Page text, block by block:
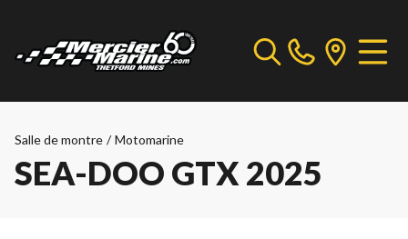
Salle de montre / Motomarine
SEA-DOO GTX 2025